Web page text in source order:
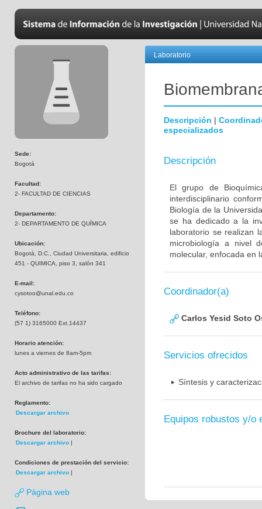
Sede:
Bogotá
Facultad:
2- FACULTAD DE CIENCIAS
Departamento:
2- DEPARTAMENTO DE QUÍMICA
Ubicación:
Bogotá, D.C., Ciudad Universitaria, edificio
451 - QUIMICA, piso 3, salón 341
E-mail:
cysotoo@unal.edu.co
Teléfono:
(57 1) 3165000 Ext.14437
Horario atención:
lunes a viernes de 8am-5pm
Acto administrativo de las tarifas:
El archivo de tarifas no ha sido cargado
Reglamento:
Descargar archivo
Brochure del laboratorio:
Descargar archivo |
Condiciones de prestación del servicio:
Descargar archivo |
Página web
Laboratorio
Descripción |
especializados
Descripción
El grupo de
interdisciplinario
Biología de la
se ha dedicado a la
laboratorio se realizan
microbiología a nivel
molecular, enfocada en
Coordinador(a)
Carlos Yesid Soto
Servicios ofrecidos
Síntesis y
Equipos robustos y/o